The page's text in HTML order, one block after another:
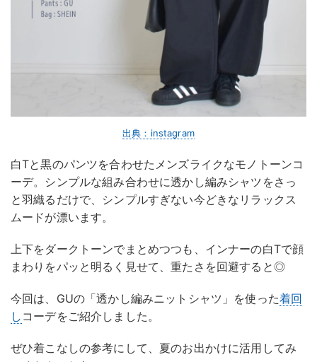
出典：instagram
白Tと黒のパンツを合わせたメンズライクなモノトーンコ
ーデ。シンプルな組み合わせに透かし編みシャツをさっ
と羽織るだけで、シンプルすぎない今どきなリラックス
ムードが漂います。
上下をダークトーンでまとめつつも、インナーの白Tで顔
まわりをパッと明るく見せて、重たさを回避すると◎
今回は、GUの「透かし編みニットシャツ」を使った着回
し コーデをご紹介しました。
ぜひ着こなしの参考にして、夏のお出かけに活用してみ